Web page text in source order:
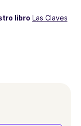
libro Las Claves